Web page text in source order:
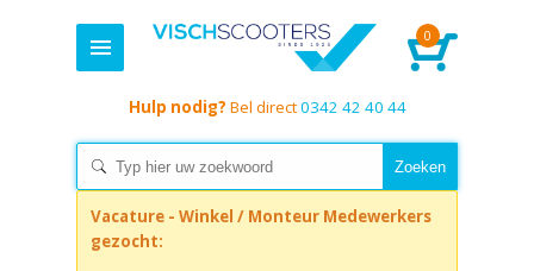
0
Hulp nodig? Bel direct0342 42 40 44
Vacature - Winkel / Monteur Medewerkers
gezocht: